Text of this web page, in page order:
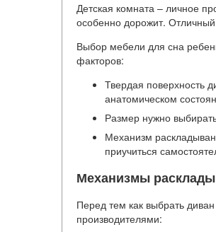
Детская комната – личное
особенно дорожит.
Выбор мебели для сна
факторов:
Твердая поверхность
анатомическом
Размер нужно
Механизм
приучиться
Механизмы
Перед тем как выбрать
производителями: